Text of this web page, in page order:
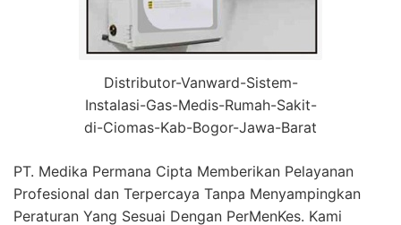
Distributor-Vanward-Sistem-
Instalasi-Gas-Medis-Rumah-Sakit-
di-Ciomas-Kab-Bogor-Jawa-Barat
PT. Medika Permana Cipta Memberikan Pelayanan
Profesional dan Terpercaya Tanpa Menyampingkan
Peraturan Yang Sesuai Dengan PerMenKes. Kami